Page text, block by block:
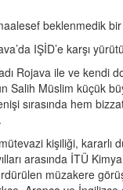
beklenmedik bir
IŞİD’e karşı
Rojava ile ve kendi
Salih Müslim küçük
sırasında hem
kişiliği, kararlı
arasında İTÜ
müzakere